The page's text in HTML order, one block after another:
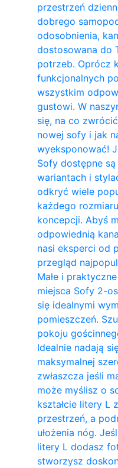
przestrzeń
dobrego
odosobnienia,
dostosowana do
potrzeb. Oprócz
funkcjonalnych
wszystkim
gustowi. W
się, na co
nowej sofy i jak
wyeksponować!
Sofy dostępne
wariantach i
odkryć wiele
każdego
koncepcji. Abyś
odpowiednią
nasi eksperci od
przegląd
Małe i
miejsca Sofy 2-
się idealnymi
pomieszczeń.
pokoju
Idealnie nadają
maksymalnej
zwłaszcza jeśli
może myślisz o
kształcie litery L
przestrzeń, a
ułożenia nóg.
litery L dodasz
stworzysz